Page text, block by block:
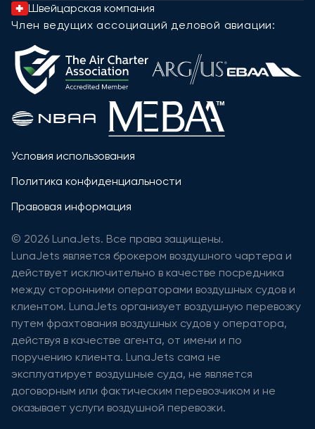
Швейцарская компания
Член ведущих ассоциаций деловой авиации:
Условия использования
Политика конфиденциальности
Правовая информация
© 2026 LunaJets. Все права защищены.
LunaJets является брокером воздушного чартера и
действует исключительно в качестве посредника
между сторонними операторами воздушных судов и
клиентом. LunaJets организует воздушную перевозку
путем фрахтования воздушных судов у оператора,
действуя в качестве агента, от имени и по
поручению клиента. LunaJets сама не
эксплуатирует воздушные суда, не является
договорным или фактическим перевозчиком и не
оказывает услуги воздушной перевозки.